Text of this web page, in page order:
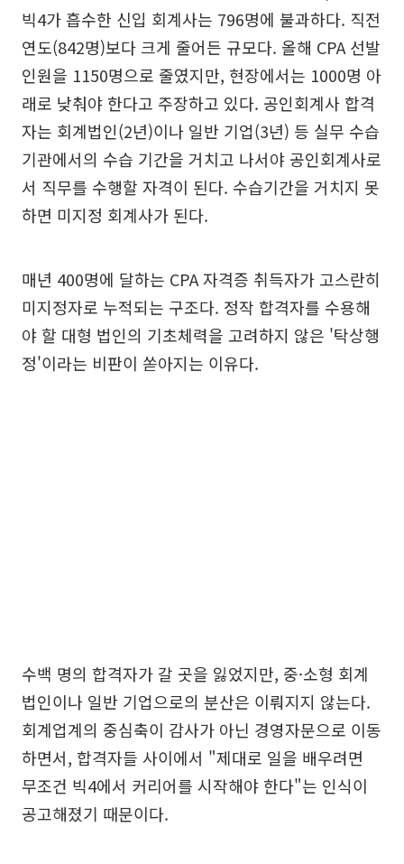
빅4가 흡수한 신입 회계사는 796명에 불과하다. 직전
연도(842명)보다 크게 줄어든 규모다. 올해 CPA 선발
인원을 1150명으로 줄였지만, 현장에서는 1000명 아
래로 낮춰야 한다고 주장하고 있다. 공인회계사 합격
자는 회계법인(2년)이나 일반 기업(3년) 등 실무 수습
기관에서의 수습 기간을 거치고 나서야 공인회계사로
서 직무를 수행할 자격이 된다. 수습기간을 거치지 못
하면 미지정 회계사가 된다.
매년 400명에 달하는 CPA 자격증 취득자가 고스란히
미지정자로 누적되는 구조다. 정작 합격자를 수용해
야 할 대형 법인의 기초체력을 고려하지 않은 '탁상행
정'이라는 비판이 쏟아지는 이유다.
수백 명의 합격자가 갈 곳을 잃었지만, 중·소형 회계
법인이나 일반 기업으로의 분산은 이뤄지지 않는다.
회계업계의 중심축이 감사가 아닌 경영자문으로 이동
하면서, 합격자들 사이에서 "제대로 일을 배우려면
무조건 빅4에서 커리어를 시작해야 한다"는 인식이
공고해졌기 때문이다.